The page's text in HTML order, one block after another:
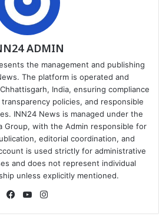
ADMIN
the management and publishing
The platform is operated and
India, ensuring compliance
policies, and responsible
INN24 News is managed under the
Group, with the Admin responsible for
editorial coordination, and
is used strictly for administrative
and does not represent individual
unless explicitly mentioned.
FacebookYouTube